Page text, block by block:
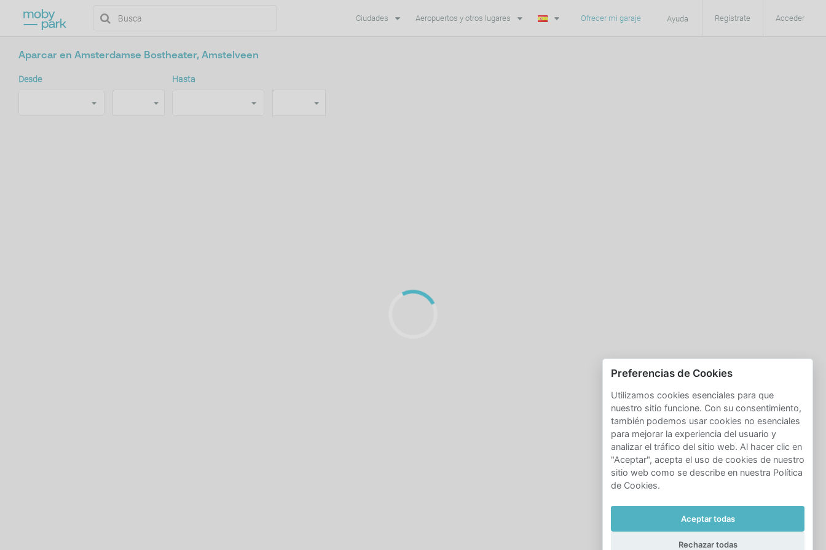
Ofrecer mi garaje Ayuda Regístrate Acceder
Ciudades Aeropuertos y otros lugares
Aparcar en Amsterdamse Bostheater, Amstelveen
Desde Hasta
Preferencias de Cookies
Utilizamos cookies esenciales para que
nuestro sitio funcione. Con su consentimiento,
también podemos usar cookies no esenciales
para mejorar la experiencia del usuario y
analizar el tráfico del sitio web. Al hacer clic en
"Aceptar", acepta el uso de cookies de nuestro
sitio web como se describe en nuestra Política
de Cookies.
Aceptar todas
Rechazar todas